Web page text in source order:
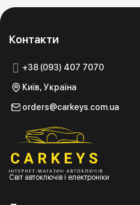
Контакти
+38 (093) 407 7070
Київ, Україна
orders@carkeys.com.ua
Світ автоключів і електроніки